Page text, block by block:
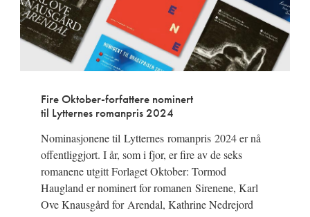
Fire Oktober-forfattere nominert
til Lytternes romanpris 2024
Nominasjonene til Lytternes romanpris 2024 er nå
offentliggjort. I år, som i fjor, er fire av de seks
romanene utgitt Forlaget Oktober: Tormod
Haugland er nominert for romanen Sirenene, Karl
Ove Knausgård for Arendal, Kathrine Nedrejord